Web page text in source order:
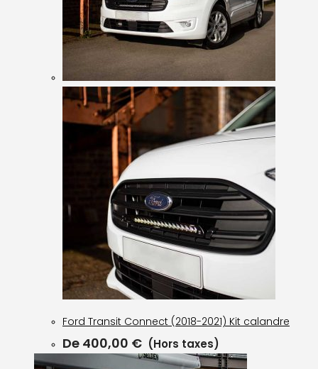
Ford Transit Connect (2018-2021) Kit calandre
De 400,00 € (Hors taxes)